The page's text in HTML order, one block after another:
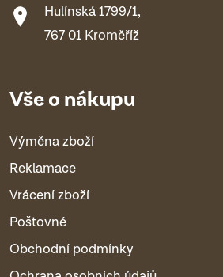
Hulínská 1799/1,
767 01 Kroměříž
Vše o nákupu
Výměna zboží
Reklamace
Vrácení zboží
Poštovné
Obchodní podmínky